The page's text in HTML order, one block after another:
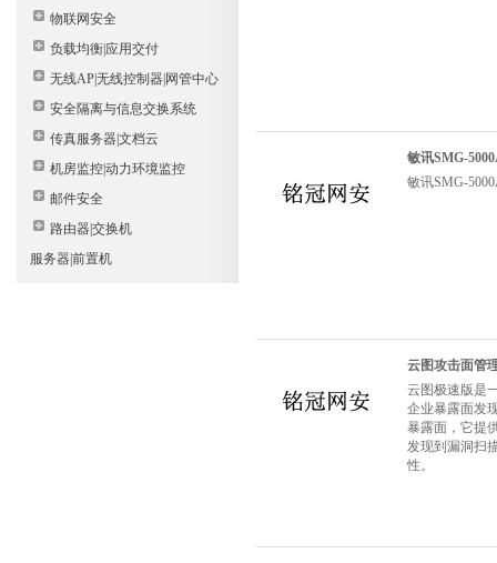
物联网安全
负载均衡|应用交付
无线AP|无线控制器|网管中心
安全隔离与信息交换系统
传真服务器|文档云
机房监控|动力环境监控
邮件安全
路由器|交换机
服务器|前置机
敏讯SMG-
敏讯SMG-
云图攻击面管
云图极速版是
企业暴露面发
暴露面，它提
发现到漏洞扫
性。